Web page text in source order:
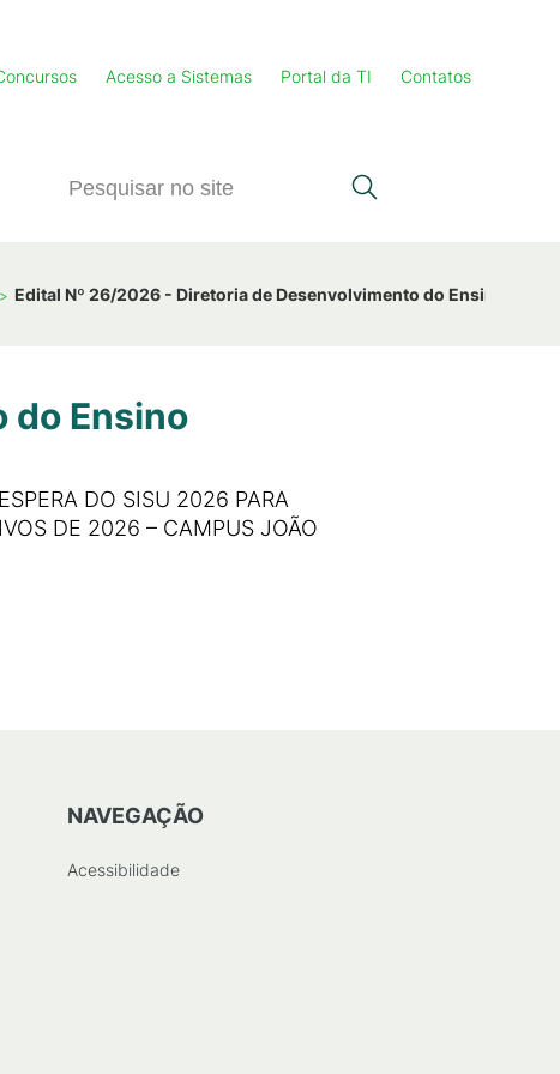
Acesso a Sistemas Portal da TI Contatos
Edital Nº 26/2026 - Diretoria de Desenvolvimento do Ensino
do Ensino
DO SISU 2026 PARA
DE 2026 – CAMPUS JOÃO
NAVEGAÇÃO
Acessibilidade